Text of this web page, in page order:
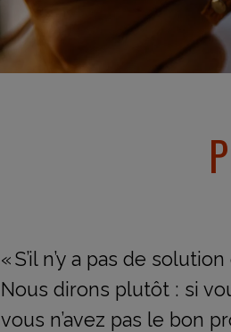
« S’il n’y a pas de
Nous dirons plutôt : si
vous n’avez pas le bon